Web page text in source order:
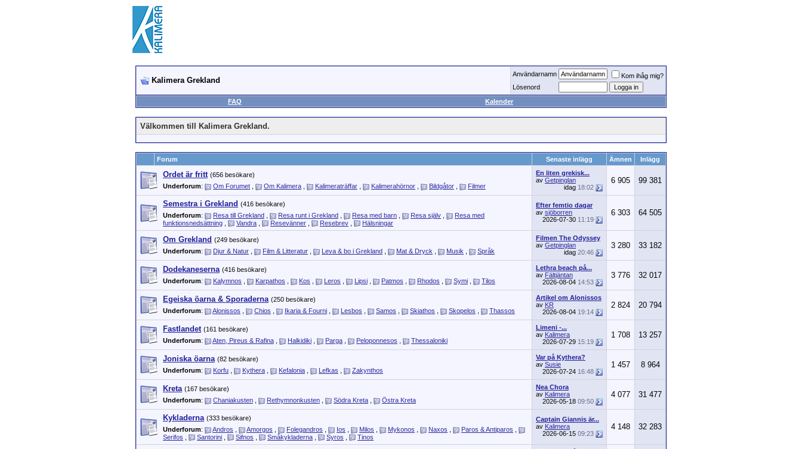
Kalimera Grekland
Användarnamn
Kom ihåg mig?
Lösenord
FAQ
Kalender
Välkommen till Kalimera Grekland.
Forum Senaste inlägg Ämnen Inlägg
Ordet är fritt (656 besökare)
Underforum: Om Forumet Om Kalimera Kalimeraträffar Kalimerahörnor Bildgåtor Filmer
En liten grekisk...
av Getpinglan
idag 18:02
6 905 99 381
Semestra i Grekland (416 besökare)
Underforum: Resa till Grekland Resa runt i Grekland Resa med barn Resa själv
Resa med
funktionsnedsättning
Vandra Resevänner Resebrev Hälsningar
Efter femtio dagar
av sjöborren
2026-07-30 11:19
6 303 64 505
Om Grekland (249 besökare)
Underforum: Djur & Natur Film & Litteratur Leva & bo i Grekland Mat & Dryck Musik Språk
Filmen The Odyssey
av Getpinglan
idag 20:46
3 280 33 182
Dodekaneserna (416 besökare)
Underforum: Kalymnos Karpathos Kos Leros Lipsi Patmos Rhodos Symi Tilos
Lethra beach på...
av Fältjäntan
2026-08-04 14:53
3 776 32 017
Egeiska öarna & Sporaderna (250 besökare)
Underforum: Alonissos Chios Ikaria & Fourni Lesbos Samos Skiathos Skopelos Thassos
Artikel om Alonissos
av KR
2026-08-04 19:14
2 824 20 794
Fastlandet (161 besökare)
Underforum: Aten, Pireus & Rafina Halkidiki Parga Peloponnesos Thessaloniki
Limeni -...
av Kalimera
2026-07-29 15:19
1 708 13 257
Joniska öarna (82 besökare)
Underforum: Korfu Kythera Kefalonia Lefkas Zakynthos
Var på Kythera?
av Susie
2026-07-24 16:48
1 457 8 964
Kreta (167 besökare)
Underforum: Chaniakusten Rethymnonkusten Södra Kreta Östra Kreta
Nea Chora
av Kalimera
2026-05-18 09:50
4 077 31 477
Kykladerna (333 besökare)
Underforum: Andros Amorgos Folegandros Ios Milos Mykonos Naxos Paros & Antiparos
Serifos
Santorini Sifnos Småkykladerna Syros Tinos
Captain Giannis är...
av Kalimera
2026-06-15 09:23
4 148 32 283